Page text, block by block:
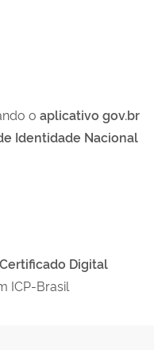
o aplicativo gov.br
Identidade Nacional
Certificado Digital
ICP-Brasil